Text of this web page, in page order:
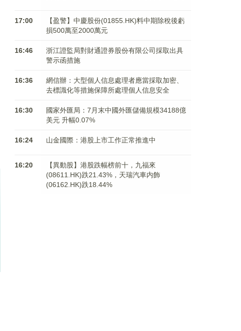
17:00
【盈警】中慶股份(01855.HK)料中期除稅後虧
損500萬至2000萬元
16:46
浙江證監局對財通證券股份有限公司採取出具
警示函措施
16:36
網信辦：大型個人信息處理者應當採取加密、
去標識化等措施保障所處理個人信息安全
16:30
國家外匯局：7月末中國外匯儲備規模34188億
美元 升幅0.07%
16:24 山金國際：港股上市工作正常推進中
16:20
【異動股】港股跌幅榜前十，九福來
(08611.HK)跌21.43%，天瑞汽車内飾
(06162.HK)跌18.44%